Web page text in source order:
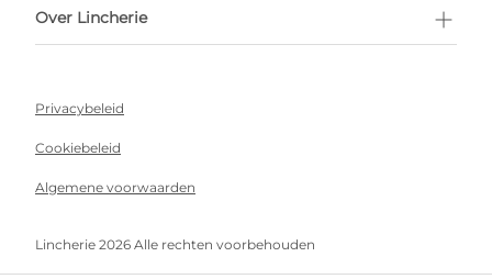
Over Lincherie
Privacybeleid
Cookiebeleid
Algemene voorwaarden
Lincherie 2026 Alle rechten voorbehouden